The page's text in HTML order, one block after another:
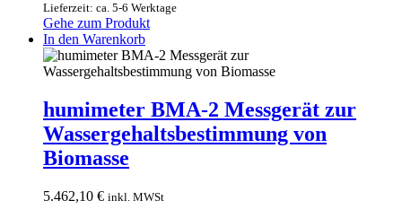
Lieferzeit: ca. 5-6 Werktage
Gehe zum Produkt
In den Warenkorb
humimeter BMA-2 Messgerät zur
Wassergehaltsbestimmung von
Biomasse
5.462,10 € inkl. MWSt